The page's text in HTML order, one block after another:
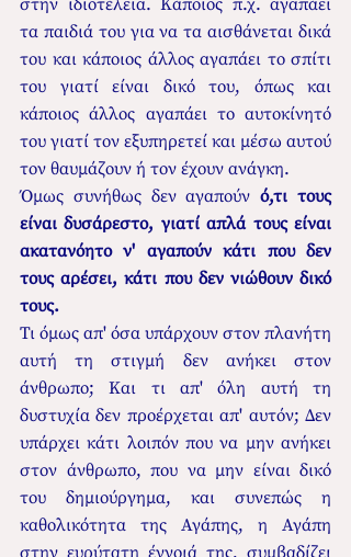
τα παιδιά του για να τα αισθάνεται δικά
του και κάποιος άλλος αγαπάει το σπίτι
του γιατί είναι δικό του, όπως και
κάποιος άλλος αγαπάει το αυτοκίνητό
του γιατί τον εξυπηρετεί και μέσω αυτού
τον θαυμάζουν ή τον έχουν ανάγκη.
Όμως συνήθως δεν αγαπούν ό,τι τους
είναι δυσάρεστο, γιατί απλά τους είναι
ακατανόητο ν' αγαπούν κάτι που δεν
τους αρέσει, κάτι που δεν νιώθουν δικό
τους.
Τι όμως απ' όσα υπάρχουν στον πλανήτη
αυτή τη στιγμή δεν ανήκει στον
άνθρωπο; Και τι απ' όλη αυτή τη
δυστυχία δεν προέρχεται απ' αυτόν; Δεν
υπάρχει κάτι λοιπόν που να μην ανήκει
στον άνθρωπο, που να μην είναι δικό
του δημιούργημα, και συνεπώς η
καθολικότητα της Αγάπης, η Αγάπη
στην ευρύτατη έννοιά της, συμβαδίζει